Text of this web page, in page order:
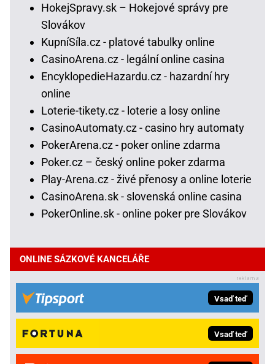
HokejSpravy.sk – Hokejové správy pre
Slovákov
KupníSíla.cz - platové tabulky online
CasinoArena.cz - legální online casina
EncyklopedieHazardu.cz - hazardní hry
online
Loterie-tikety.cz - loterie a losy online
CasinoAutomaty.cz - casino hry automaty
PokerArena.cz - poker online zdarma
Poker.cz – český online poker zdarma
Play-Arena.cz - živé přenosy a online loterie
CasinoArena.sk - slovenská online casina
PokerOnline.sk - online poker pre Slovákov
ONLINE SÁZKOVÉ KANCELÁŘE
Vsaď teď
Vsaď teď